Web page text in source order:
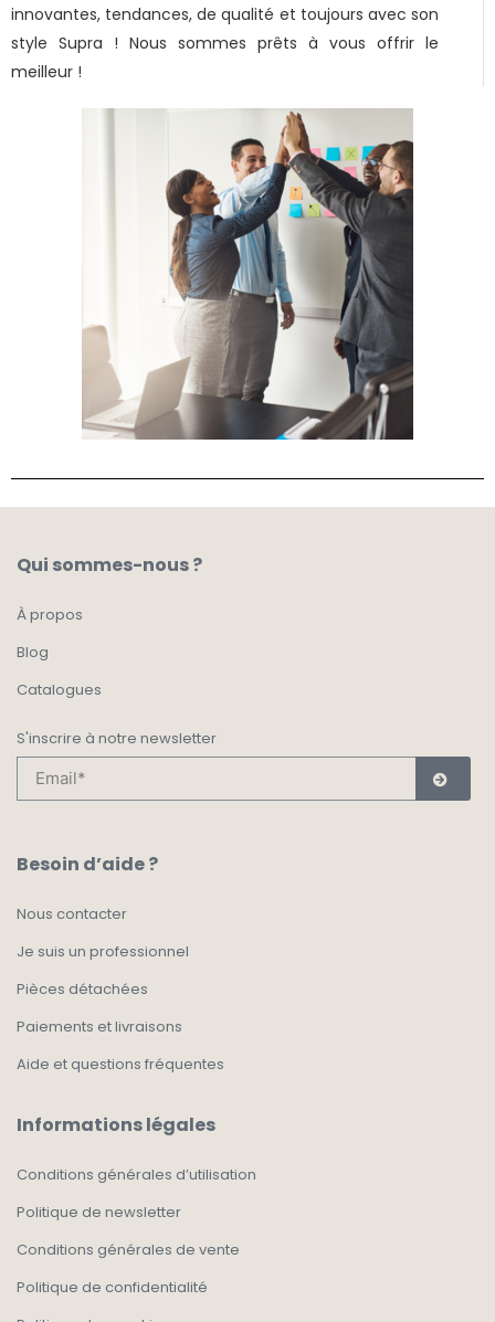
innovantes, tendances, de qualité et toujours avec son
style Supra ! Nous sommes prêts à vous offrir le
meilleur !
Qui sommes-nous ?
À propos
Blog
Catalogues
S'inscrire à notre newsletter
Besoin d’aide ?
Nous contacter
Je suis un professionnel
Pièces détachées
Paiements et livraisons
Aide et questions fréquentes
Informations légales
Conditions générales d’utilisation
Politique de newsletter
Conditions générales de vente
Politique de confidentialité